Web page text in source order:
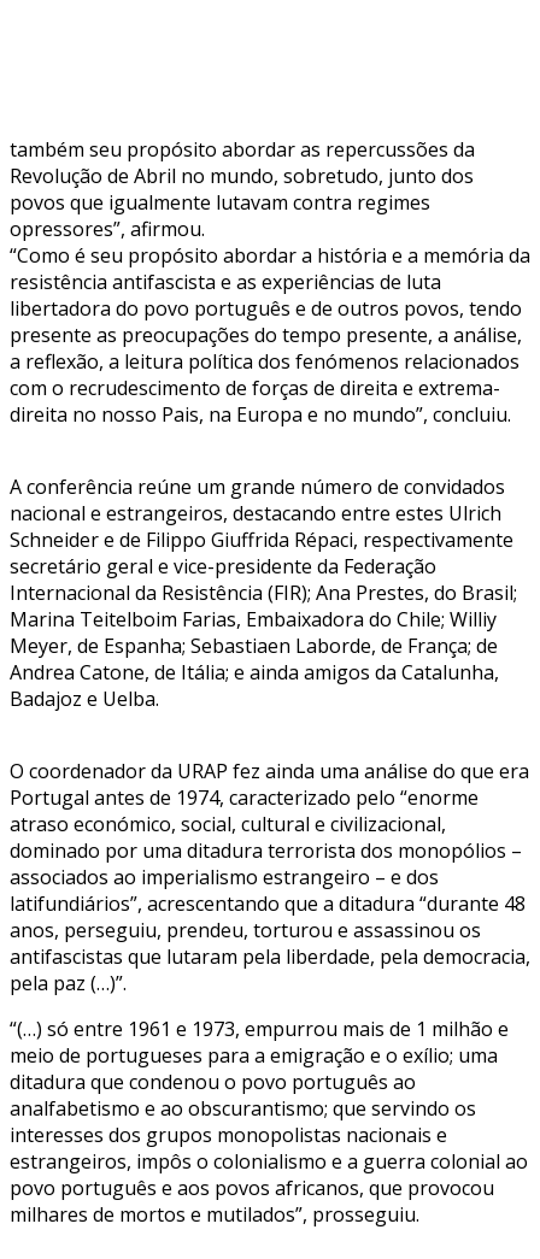
também seu propósito abordar as repercussões da
Revolução de Abril no mundo, sobretudo, junto dos
povos que igualmente lutavam contra regimes
opressores”, afirmou.
“Como é seu propósito abordar a história e a memória da
resistência antifascista e as experiências de luta
libertadora do povo português e de outros povos, tendo
presente as preocupações do tempo presente, a análise,
a reflexão, a leitura política dos fenómenos relacionados
com o recrudescimento de forças de direita e extrema-
direita no nosso Pais, na Europa e no mundo”, concluiu.
A conferência reúne um grande número de convidados
nacional e estrangeiros, destacando entre estes Ulrich
Schneider e de Filippo Giuffrida Répaci, respectivamente
secretário geral e vice-presidente da Federação
Internacional da Resistência (FIR); Ana Prestes, do Brasil;
Marina Teitelboim Farias, Embaixadora do Chile; Williy
Meyer, de Espanha; Sebastiaen Laborde, de França; de
Andrea Catone, de Itália; e ainda amigos da Catalunha,
Badajoz e Uelba.
O coordenador da URAP fez ainda uma análise do que era
Portugal antes de 1974, caracterizado pelo “enorme
atraso económico, social, cultural e civilizacional,
dominado por uma ditadura terrorista dos monopólios –
associados ao imperialismo estrangeiro – e dos
latifundiários”, acrescentando que a ditadura “durante 48
anos, perseguiu, prendeu, torturou e assassinou os
antifascistas que lutaram pela liberdade, pela democracia,
pela paz (…)”.
“(…) só entre 1961 e 1973, empurrou mais de 1 milhão e
meio de portugueses para a emigração e o exílio; uma
ditadura que condenou o povo português ao
analfabetismo e ao obscurantismo; que servindo os
interesses dos grupos monopolistas nacionais e
estrangeiros, impôs o colonialismo e a guerra colonial ao
povo português e aos povos africanos, que provocou
milhares de mortos e mutilados”, prosseguiu.